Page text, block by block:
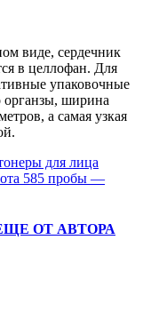
виде, сердечник
в целлофан. Для
упаковочные
органзы, ширина
а самая узкая
для лица
585 пробы —
ОТ АВТОРА